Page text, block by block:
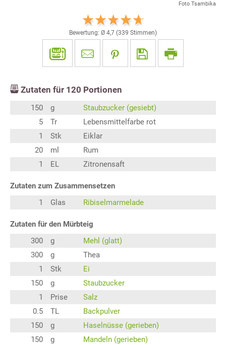
Foto Tsambika
Bewertung: Ø 4,7 (339 Stimmen)
Zutaten für 120 Portionen
150 g
Staubzucker (gesiebt)
5
Tr
Lebensmittelfarbe rot
1
Stk
Eiklar
20
ml
Rum
1
EL Zitronensaft
Zutaten zum Zusammensetzen
1
Glas Ribiselmarmelade
Zutaten für den Mürbteig
300
g
Mehl (glatt)
300
g
Thea
1
Stk
Ei
150
g
Staubzucker
1
Prise
Salz
0.5
TL
Backpulver
150
g
Haselnüsse (gerieben)
150
g Mandeln (gerieben)